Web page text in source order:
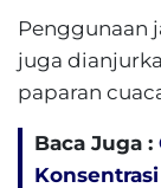
Penggunaan
juga
paparan
Baca Juga :